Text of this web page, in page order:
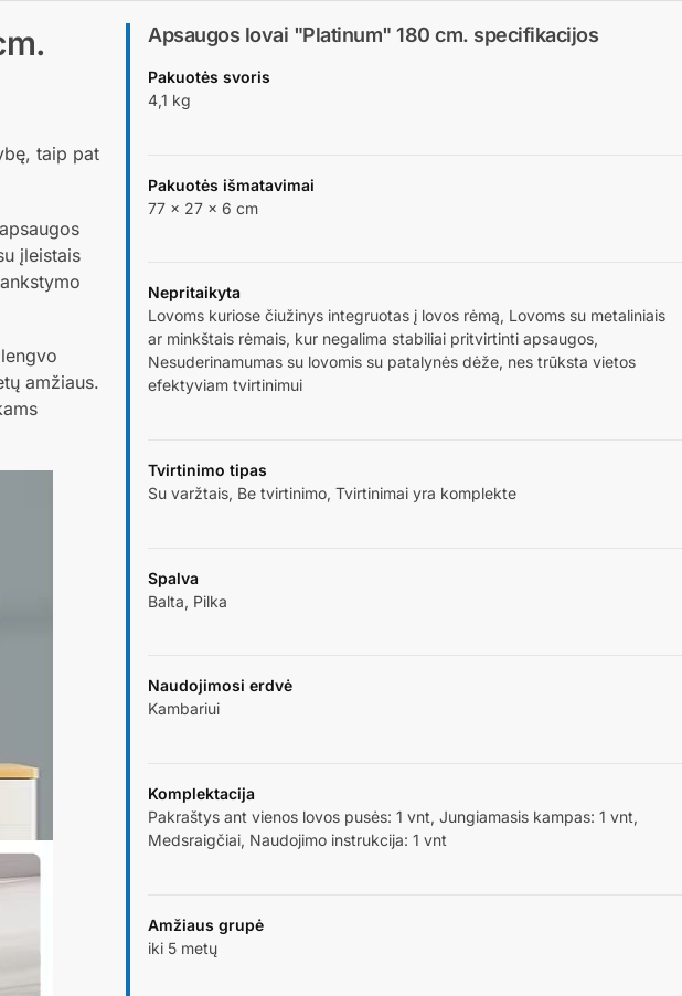
taip pat
įleistais
amžiaus.
Apsaugos lovai "Platinum" 180 cm. specifikacijos
Pakuotės svoris
4,1 kg
Pakuotės išmatavimai
77 × 27 × 6 cm
Nepritaikyta
Lovoms kuriose čiužinys integruotas į lovos rėmą, Lovoms su metaliniais
ar minkštais rėmais, kur negalima stabiliai pritvirtinti apsaugos,
Nesuderinamumas su lovomis su patalynės dėže, nes trūksta vietos
efektyviam tvirtinimui
Tvirtinimo tipas
Su varžtais, Be tvirtinimo, Tvirtinimai yra komplekte
Spalva
Balta, Pilka
Naudojimosi erdvė
Kambariui
Komplektacija
Pakraštys ant vienos lovos pusės: 1 vnt, Jungiamasis kampas: 1 vnt,
Medsraigčiai, Naudojimo instrukcija: 1 vnt
Amžiaus grupė
iki 5 metų